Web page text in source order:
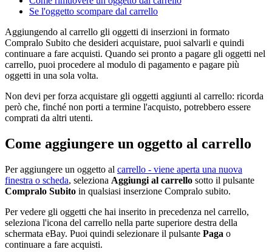
Se l'oggetto scompare dal carrello
Aggiungendo al carrello gli oggetti di inserzioni in formato
Compralo Subito che desideri acquistare, puoi salvarli e quindi
continuare a fare acquisti. Quando sei pronto a pagare gli oggetti nel
carrello, puoi procedere al modulo di pagamento e pagare più
oggetti in una sola volta.
Non devi per forza acquistare gli oggetti aggiunti al carrello: ricorda
però che, finché non porti a termine l'acquisto, potrebbero essere
comprati da altri utenti.
Come aggiungere un oggetto al carrello
Per aggiungere un oggetto al carrello - viene aperta una nuova
finestra o scheda, seleziona Aggiungi al carrello sotto il pulsante
Compralo Subito in qualsiasi inserzione Compralo subito.
Per vedere gli oggetti che hai inserito in precedenza nel carrello,
seleziona l'icona del carrello nella parte superiore destra della
schermata eBay. Puoi quindi selezionare il pulsante Paga o
continuare a fare acquisti.